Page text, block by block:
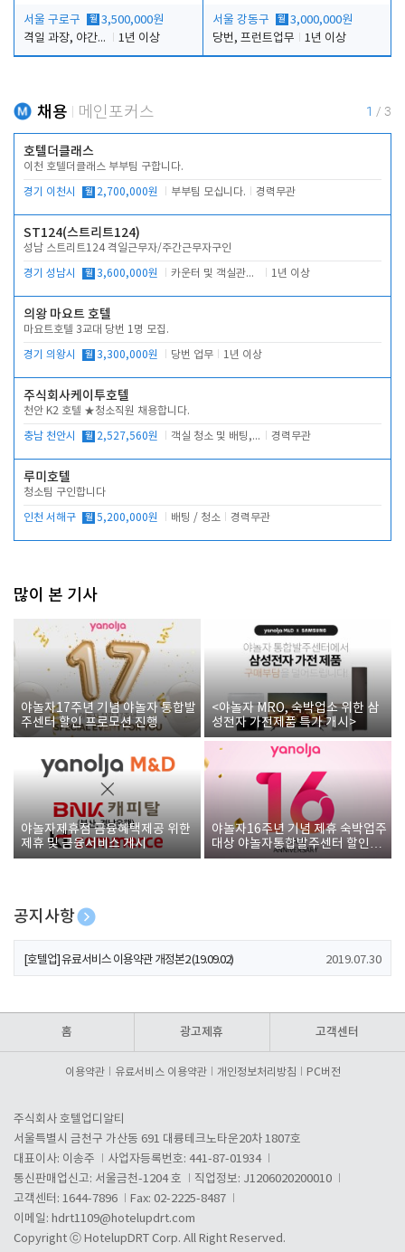
서울 구로구 월 3,500,000원
격일 과장, 야간 대리, 청소 이모
1년 이상
서울 강동구 월 3,000,000원
당번, 프런트업무
1년 이상
채용 메인포커스 1 / 3
호텔더클래스
이천 호텔더클래스 부부팀 구합니다.
경기 이천시 월 2,700,000원 부부팀 모십니다. 경력무관
ST124(스트리트124)
성남 스트리트124 격일근무자/주간근무자구인
경기 성남시 월 3,600,000원 카운터 및 객실관리 전반 1년 이상
의왕 마요트 호텔
마요트호텔 3교대 당번 1명 모집.
경기 의왕시 월 3,300,000원 당번 업무 1년 이상
주식회사케이투호텔
천안 K2 호텔 ★청소직원 채용합니다.
충남 천안시 월 2,527,560원 객실 청소 및 배팅, 주변 시설 청소 경력무관
루미호텔
청소팀 구인합니다
인천 서해구 월 5,200,000원 배팅 / 청소 경력무관
많이 본 기사
야놀자17주년 기념 야놀자 통합발
주센터 할인 프로모션 진행
<야놀자 MRO, 숙박업소 위한 삼
성전자 가전제품 특가 개시>
야놀자제휴점 금융혜택제공 위한
제휴 및 금융서비스 게시
야놀자16주년 기념 제휴 숙박업주
대상 야놀자통합발주센터 할인쿠
폰 증정
공지사항
[호텔업] 개인정보 처리방침 개정본1 (19.09.02)
[호텔업] 유료서비스 이용약관 개정본2 (19.09.02) 2019.07.30
홈 광고제휴 고객센터
이용약관 유료서비스 이용약관 개인정보처리방침 PC버전
주식회사 호텔업디알티
서울특별시 금천구 가산동 691 대륭테크노타운20차 1807호
대표이사: 이송주
사업자등록번호: 441-87-01934
통신판매업신고: 서울금천-1204 호
직업정보: J1206020200010
고객센터: 1644-7896
Fax: 02-2225-8487
이메일: hdrt1109@hotelupdrt.com
Copyright ⓒ HotelupDRT Corp. All Right Reserved.